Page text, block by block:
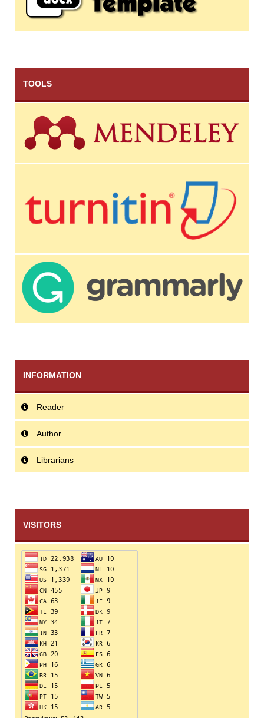
TOOLS
INFORMATION
Reader
Author
Librarians
VISITORS